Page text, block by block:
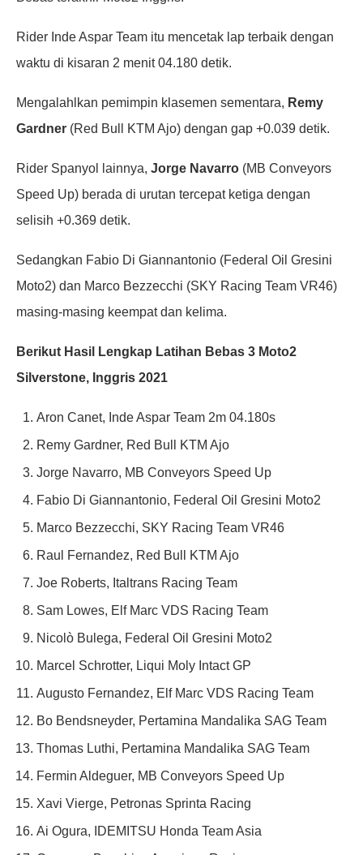
Rider Inde Aspar Team itu mencetak lap terbaik dengan
waktu di kisaran 2 menit 04.180 detik.
Mengalahlkan pemimpin klasemen sementara, Remy
Gardner (Red Bull KTM Ajo) dengan gap +0.039 detik.
Rider Spanyol lainnya, Jorge Navarro (MB Conveyors
Speed Up) berada di urutan tercepat ketiga dengan
selisih +0.369 detik.
Sedangkan Fabio Di Giannantonio (Federal Oil Gresini
Moto2) dan Marco Bezzecchi (SKY Racing Team VR46)
masing-masing keempat dan kelima.
Berikut Hasil Lengkap Latihan Bebas 3 Moto2
Silverstone, Inggris 2021
Aron Canet, Inde Aspar Team 2m 04.180s
Remy Gardner, Red Bull KTM Ajo
Jorge Navarro, MB Conveyors Speed Up
Fabio Di Giannantonio, Federal Oil Gresini Moto2
Marco Bezzecchi, SKY Racing Team VR46
Raul Fernandez, Red Bull KTM Ajo
Joe Roberts, Italtrans Racing Team
Sam Lowes, Elf Marc VDS Racing Team
Nicolò Bulega, Federal Oil Gresini Moto2
Marcel Schrotter, Liqui Moly Intact GP
Augusto Fernandez, Elf Marc VDS Racing Team
Bo Bendsneyder, Pertamina Mandalika SAG Team
Thomas Luthi, Pertamina Mandalika SAG Team
Fermin Aldeguer, MB Conveyors Speed Up
Xavi Vierge, Petronas Sprinta Racing
Ai Ogura, IDEMITSU Honda Team Asia